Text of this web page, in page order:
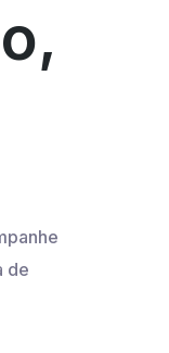
de